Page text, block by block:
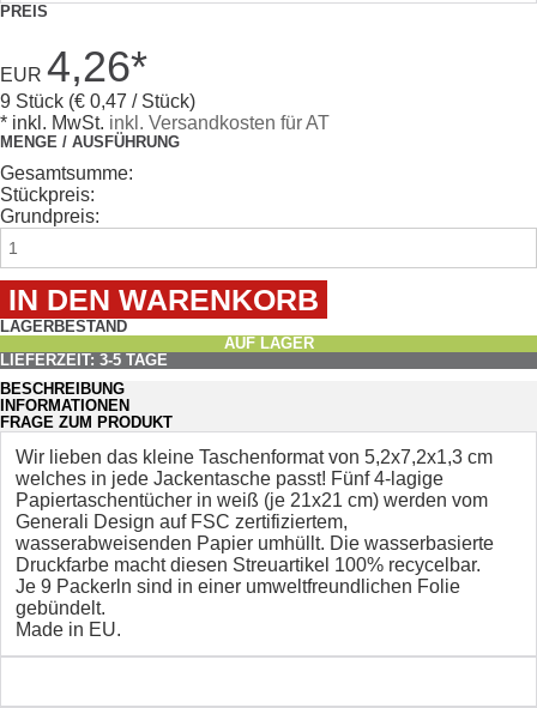
PREIS
EUR 4,26*
9 Stück (€ 0,47 / Stück)
* inkl. MwSt. inkl. Versandkosten für AT
MENGE / AUSFÜHRUNG
Gesamtsumme:
Stückpreis:
Grundpreis:
LAGERBESTAND
AUF LAGER
LIEFERZEIT: 3-5 TAGE
BESCHREIBUNG
INFORMATIONEN
FRAGE ZUM PRODUKT
Wir lieben das kleine Taschenformat von 5,2x7,2x1,3 cm
welches in jede Jackentasche passt! Fünf 4-lagige
Papiertaschentücher in weiß (je 21x21 cm) werden vom
Generali Design auf FSC zertifiziertem,
wasserabweisenden Papier umhüllt. Die wasserbasierte
Druckfarbe macht diesen Streuartikel 100% recycelbar.
Je 9 Packerln sind in einer umweltfreundlichen Folie
gebündelt.
Made in EU.